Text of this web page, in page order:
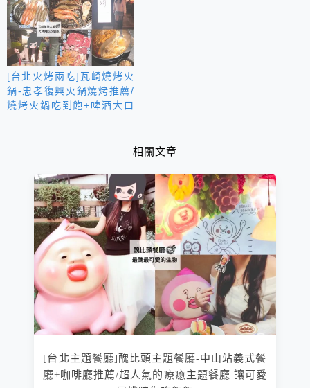
店麻辣鍋+窩 創作和食/帶
您品嘗究好豬肉所帶來的不
同風味!
[台北火烤兩吃]瓦崎燒烤火
鍋-忠孝復興火鍋燒烤推薦/
燒烤火鍋吃到飽+啤酒大口
相關文章
[台北主題餐廳]醜比頭主題餐廳-中山站義式餐
廳+咖啡廳推薦/超人氣的療癒主題餐廳 讓可愛